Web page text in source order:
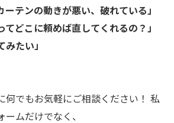
ーテンの動きが悪い、破れている」
てどこに頼めば直してくれるの？」
みたい」
何でもお気軽にご相談ください！ 私
ームだけでなく、